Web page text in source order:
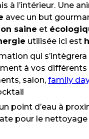
à l’intérieur. Une
avec un but
saine et
utilisée ici est
qui s’intègrera
à vos différents
salon,family
point d’eau à
pour le nettoyage